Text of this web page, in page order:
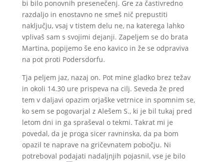
bi bilo ponovnih presenečenj. Gre za častivredno
razdaljo in enostavno ne smeš nič prepustiti
naključju, vsaj v tistem delu ne, na katerega lahko
vplivaš sam s svojimi dejanji. Zapeljem se do brata
Martina, popijemo še eno kavico in že se odpraviva
na pot proti Podersdorfu.
Tja peljem jaz, nazaj on. Pot mine gladko brez težav
in okoli 14.30 ure prispeva na cilj. Seveda že pred
tem v daljavi opazim orjaške vetrnice in spomnim se,
ko sem se pogovarjal z Alešem S., ki je bil tukaj pred
letom dni in ga spraševal o tekmi. Takrat mi je
povedal, da je proga sicer ravninska, da pa bom
opazil te naprave na gričevnatem pobočju. Ni
potreboval podajati nadaljnjih pojasnil, vse je bilo